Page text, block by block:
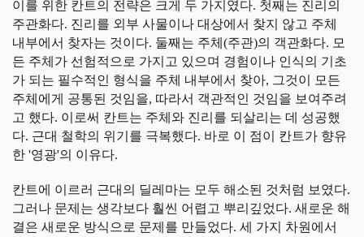
이를 위한 칸트의 전략은 크게 두 가지였다. 첫째는 진리의
주관화다. 진리를 외부 사물이나 대상에서 찾지 않고 주체
내부에서 찾자는 것이다. 둘째는 주체(주관)의 객관화다. 모
든 주체가 선험적으로 가지고 있으며 경험이나 인식의 기초
가 되는 필수적인 형식을 주체 내부에서 찾아, 그것이 모든
주체에게 공통된 것임을, 따라서 객관적인 것임을 보여주려
고 했다. 이로써 칸트는 주체와 진리를 되살리는 데 성공했
다. 근대 철학의 위기를 극복했다. 바로 이 점이 칸트가 향유
한 '영광'의 이유다.
칸트에 이르러 근대의 딜레마는 모두 해소된 것처럼 보였다.
그러나 문제는 생각보다 훨씬 어렵고 뿌리깊었다. 새로운 해
결은 새로운 방식으로 문제를 만들었다. 세 가지 차원에서